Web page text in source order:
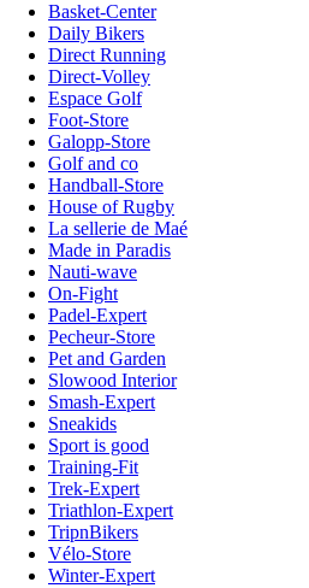
Basket-Center
Daily Bikers
Direct Running
Direct-Volley
Espace Golf
Foot-Store
Galopp-Store
Golf and co
Handball-Store
House of Rugby
La sellerie de Maé
Made in Paradis
Nauti-wave
On-Fight
Padel-Expert
Pecheur-Store
Pet and Garden
Slowood Interior
Smash-Expert
Sneakids
Sport is good
Training-Fit
Trek-Expert
Triathlon-Expert
TripnBikers
Vélo-Store
Winter-Expert